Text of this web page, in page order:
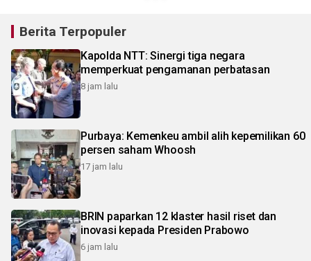
Berita Terpopuler
Kapolda NTT: Sinergi tiga negara
memperkuat pengamanan perbatasan
8 jam lalu
Purbaya: Kemenkeu ambil alih kepemilikan 60
persen saham Whoosh
17 jam lalu
BRIN paparkan 12 klaster hasil riset dan
inovasi kepada Presiden Prabowo
6 jam lalu